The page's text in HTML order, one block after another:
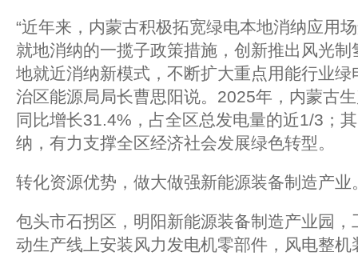
“近年来，内蒙古积极拓宽绿电本地消纳应用
就地消纳的一揽子政策措施，创新推出风光
地就近消纳新模式，不断扩大重点用能行业
治区能源局局长曹思阳说。2025年，内蒙古
同比增长31.4%，占全区总发电量的近1/3；
纳，有力支撑全区经济社会发展绿色转型。
转化资源优势，做大做强新能源装备制造产业
包头市石拐区，明阳新能源装备制造产业园
动生产线上安装风力发电机零部件，风电整